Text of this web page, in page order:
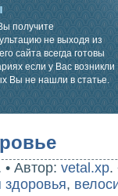
получите
не выходя из
сайта всегда готовы
если у Вас возникли
Вы не нашли в статье.
• Автор: vetal.xp.
,